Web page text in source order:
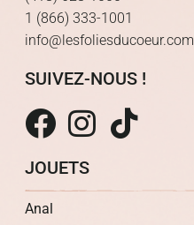
1 (866) 333-1001
info@lesfoliesducoeur.com
SUIVEZ-NOUS !
JOUETS
Anal